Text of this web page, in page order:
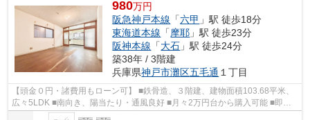
980万円
阪急神戸本線 「六甲 」駅 徒歩18分
東海道本線 「摩耶 」駅 徒歩23分
阪神本線 「大石 」駅 徒歩24分
築38年 / 3階建
兵庫県神戸市灘区五毛通 １丁目
【頭金０円・諸費用もローン可】 ■鉄骨造、３階建、建物面積103.68平米、
広々5LDK ■南向き、陽当たり・通風良好 ■月々2万円台から購入可能 ■即日